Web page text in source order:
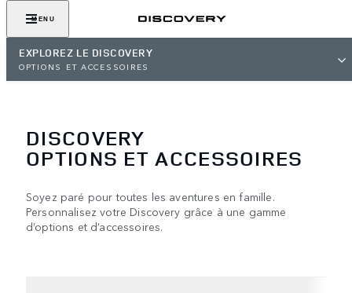
MENU
EXPLOREZ LE DISCOVERY
OPTIONS ET ACCESSOIRES
DISCOVERY
OPTIONS ET ACCESSOIRES
Soyez paré pour toutes les aventures en famille.
Personnalisez votre Discovery grâce à une gamme
d’options et d’accessoires.